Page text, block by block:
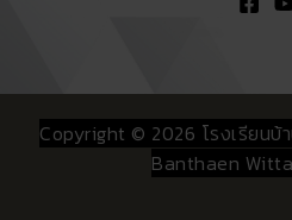
Copyright © 2026 โรงเรียนบ้
Banthaen